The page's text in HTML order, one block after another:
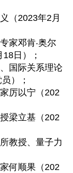
（2023年2月
家邓肯‧奥尔
日）；
国际关系理论
）；
厉以宁（202
梁立基（202
教授、量子力
何顺果（202